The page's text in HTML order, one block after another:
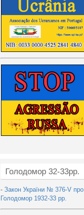
Голодомор 32-33рр.
- Закон України № 376-V про
Голодомор 1932-33 рр.